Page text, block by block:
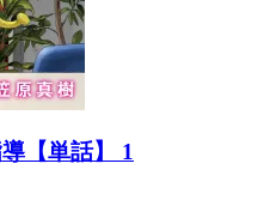
【単話】 1